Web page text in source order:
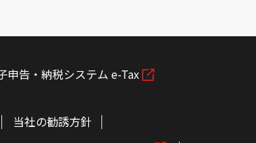
申告・納税システム e-Tax
当社の勧誘方針